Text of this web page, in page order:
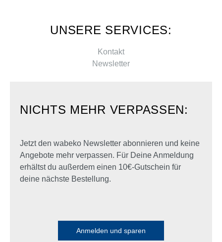
UNSERE SERVICES:
Kontakt
Newsletter
NICHTS MEHR VERPASSEN:
Jetzt den wabeko Newsletter abonnieren und keine
Angebote mehr verpassen. Für Deine Anmeldung
erhältst du außerdem einen 10€-Gutschein für
deine nächste Bestellung.
Anmelden und sparen